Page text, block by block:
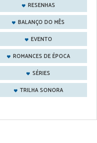
RESENHAS
BALANÇO DO MÊS
EVENTO
ROMANCES DE ÉPOCA
SÉRIES
TRILHA SONORA